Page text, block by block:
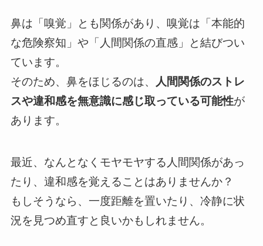
鼻は「嗅覚」とも関係があり、嗅覚は「本能的
な危険察知」や「人間関係の直感」と結びつい
ています。
そのため、鼻をほじるのは、
人間関係のストレ
スや違和感を無意識に感じ取っている可能性が
あります。
最近、なんとなくモヤモヤする人間関係があっ
たり、違和感を覚えることはありませんか？
もしそうなら、一度距離を置いたり、冷静に状
況を見つめ直すと良いかもしれません。